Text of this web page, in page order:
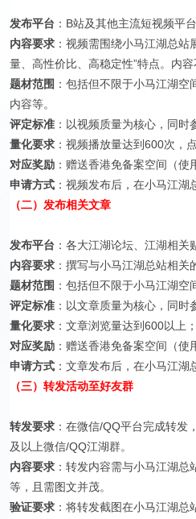
发布平台 ：B站及其他主流短视频平
内容要求 ：视频需围绕小马江湖总
量、高性价比、高稳定性”特点。内
题材范围 ：包括但不限于小马江湖
内容等。
评定标准 ：以视频质量为核心，同
量化要求 ：视频播放量达到600次，
对应奖励 ：赠送香港免备案空间（使
申请方式 ：视频发布后，在小马江
（二）发布相关文章
发布平台 ：各大江湖论坛、江湖相
内容要求 ：撰写与小马江湖总站相
题材范围 ：包括但不限于小马江湖
评定标准 ：以文章质量为核心，同
量化要求 ：文章浏览量达到600以上
对应奖励 ：赠送香港免备案空间（使
申请方式 ：文章发布后，在小马江
（三）转发活动至好友群
转发要求 ：在微信/QQ平台完成转
及以上微信/QQ江湖群。
内容要求 ：转发内容需与小马江湖
等，且需图文并茂。
验证要求 ：将转发截图在小马江湖